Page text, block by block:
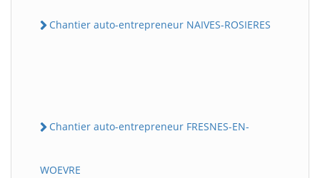
Chantier auto-entrepreneur NAIVES-ROSIERES
Chantier auto-entrepreneur FRESNES-EN-
WOEVRE